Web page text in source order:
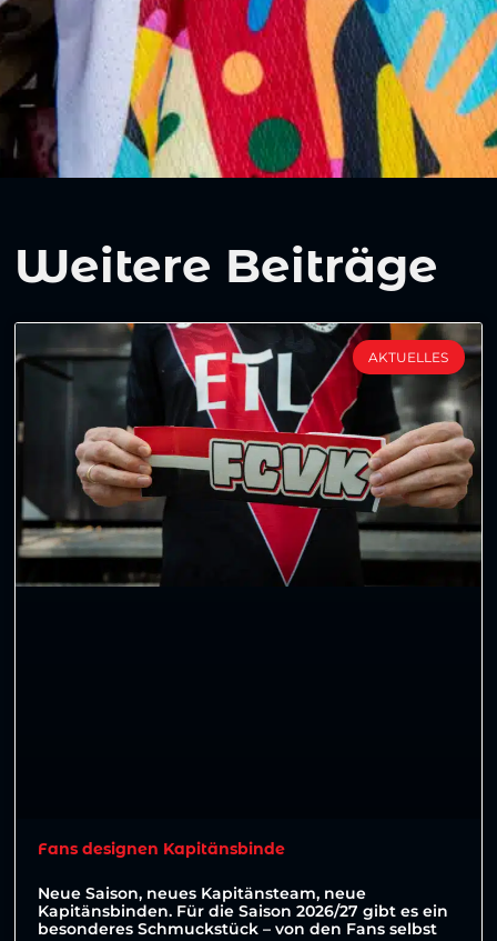
Weitere Beiträge
AKTUELLES
Fans designen Kapitänsbinde
Neue Saison, neues Kapitänsteam, neue
Kapitänsbinden. Für die Saison 2026/27 gibt es ein
besonderes Schmuckstück – von den Fans selbst